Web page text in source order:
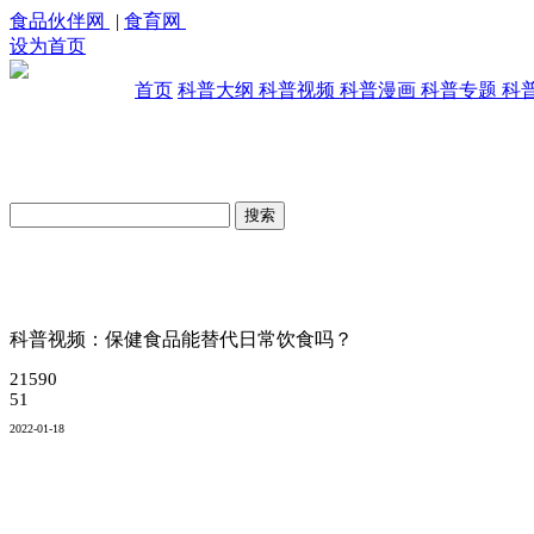
食品伙伴网 | 食育网
设为首页
首页 科普大纲 科普视频 科普漫画 科普专题 科
科普视频：保健食品能替代日常饮食吗？
21590
51
2022-01-18